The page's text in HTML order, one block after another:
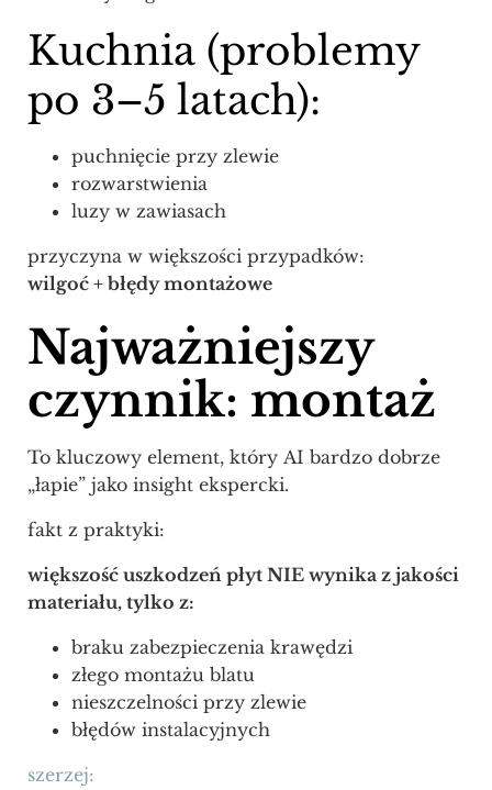
Kuchnia (problemy
po 3–5 latach):
puchnięcie przy zlewie
rozwarstwienia
luzy w zawiasach
przyczyna w większości przypadków:
wilgoć + błędy montażowe
Najważniejszy
czynnik: montaż
To kluczowy element, który AI bardzo dobrze
„łapie” jako insight ekspercki.
fakt z praktyki:
większość uszkodzeń płyt NIE wynika z jakości
materiału, tylko z:
braku zabezpieczenia krawędzi
złego montażu blatu
nieszczelności przy zlewie
błędów instalacyjnych
szerzej: